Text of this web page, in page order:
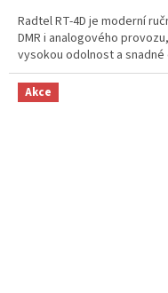
z
5
hvězdiček.
Radtel RT-4D je moderní
DMR i analogového
vysokou odolnost a snadné
Akce